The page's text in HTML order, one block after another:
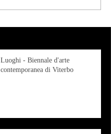
Luoghi - Biennale d'arte
contemporanea di Viterbo